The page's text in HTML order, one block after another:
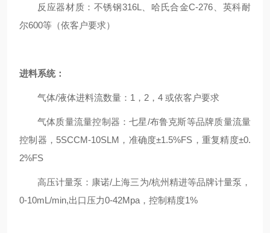
反应器材质：不锈钢316L、哈氏合金C-276、英科耐
尔600等（依客户要求）
进料系统：
气体/液体进料流数量：1，2，4 或依客户要求
气体质量流量控制器：七星/布鲁克斯等品牌质量流量
控制器，5SCCM-10SLM，准确度±1.5%FS，重复精度±0.
2%FS
高压计量泵：康诺/上海三为/杭州精进等品牌计量泵，
0-10mL/min,出口压力0-42Mpa，控制精度1%